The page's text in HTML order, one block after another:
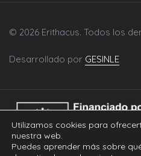
© 2026 Erithacus. Todos los
Desarrollado por GESINLE
Utilizamos cookies para
nuestra web.
Puedes aprender más sobre